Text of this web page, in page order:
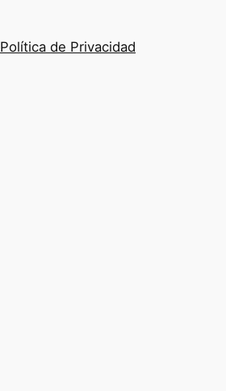
Política de Privacidad